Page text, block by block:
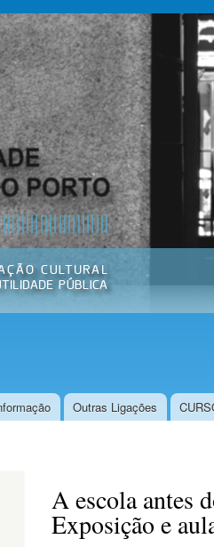
Outras Ligações
A escola antes
Exposição e